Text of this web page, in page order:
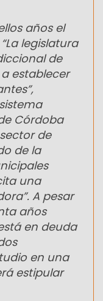
años el
legislatura
de
establecer
Córdoba
de
de la
una
A pesar
años
en deuda
en una
estipular